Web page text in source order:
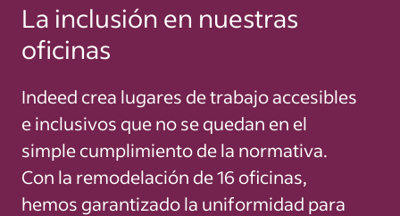
La inclusión en nuestras
oficinas
Indeed crea lugares de trabajo accesibles
e inclusivos que no se quedan en el
simple cumplimiento de la normativa.
Con la remodelación de 16 oficinas,
hemos garantizado la uniformidad para